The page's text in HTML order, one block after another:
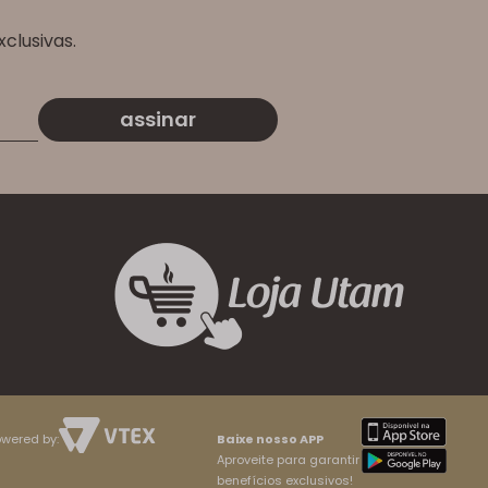
assinar
by:
Baixe nosso APP
Aproveite para garantir
benefícios exclusivos!